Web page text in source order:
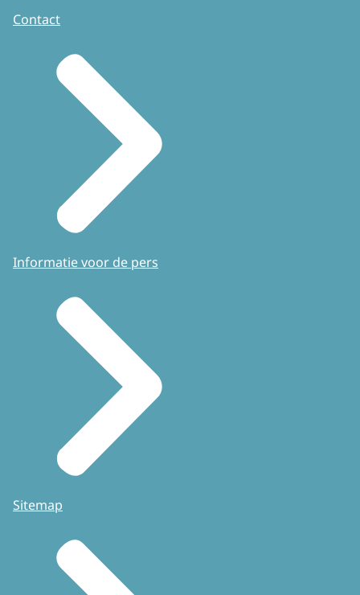
Contact
Informatie voor de pers
Sitemap